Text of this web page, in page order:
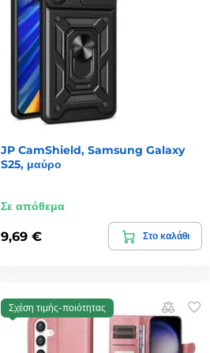
JP CamShield, Samsung Galaxy
S25, μαύρο
Σε απόθεμα
9,69 € Στο καλάθι
Σχέση τιμής-ποιότητας